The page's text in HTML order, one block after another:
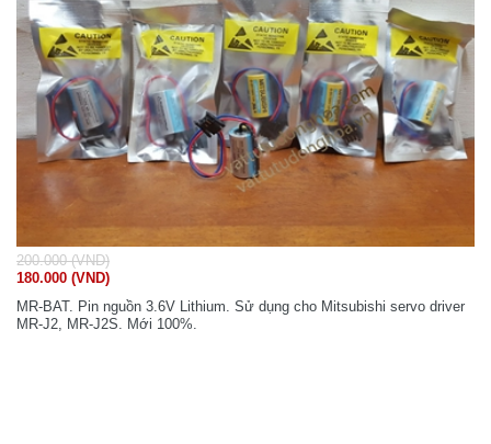
200.000 (VND)
180.000 (VND)
MR-BAT. Pin nguồn 3.6V Lithium. Sử dụng cho Mitsubishi servo driver
MR-J2, MR-J2S. Mới 100%.